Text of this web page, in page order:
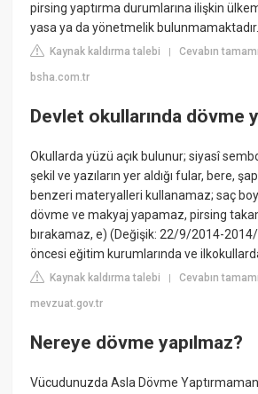
pirsing yaptırma durumlarına ilişkin
yasa ya da yönetmelik bulunmamaktadır.
Kaynak kaldırma talebi |Cevabın
bsha.com.tr
Devlet okullarında dövme
Okullarda yüzü açık bulunur; siyasî
şekil ve yazıların yer aldığı fular, bere,
benzeri materyalleri kullanamaz; saç
dövme ve makyaj yapamaz, pirsing
bırakamaz, e) (Değişik: 22/9/2014-2014/
öncesi eğitim kurumlarında ve
Kaynak kaldırma talebi |Cevabın
mevzuat.gov.tr
Nereye dövme yapılmaz?
Vücudunuzda Asla Dövme